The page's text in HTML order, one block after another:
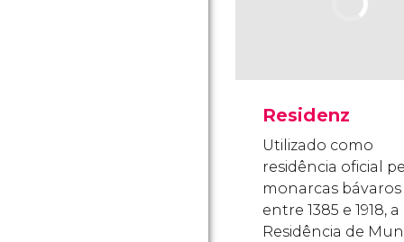
Residenz
Utilizado como
residência oficial
monarcas bávaros
entre 1385 e 1918, a
Residência de